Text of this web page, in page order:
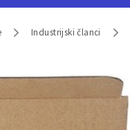
Industrijski članci